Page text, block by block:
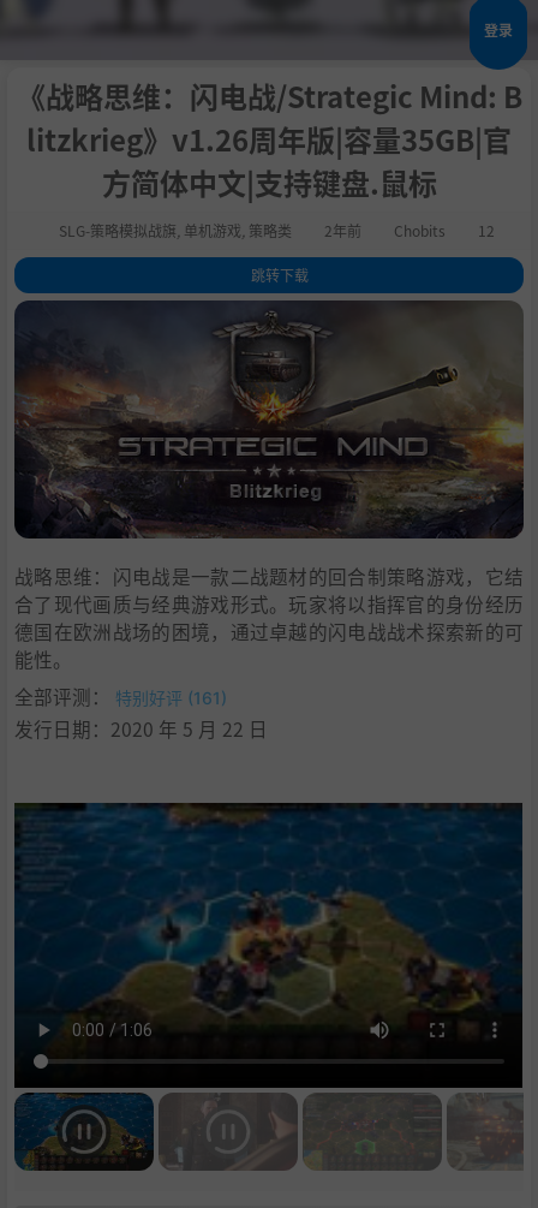
登录
《战略思维：闪电战/Strategic Mind: B
litzkrieg》v1.26周年版|容量35GB|官
方简体中文|支持键盘.鼠标
SLG-策略模拟战旗 单机游戏 策略类 2年前 Chobits 12
跳转下载
1.关于这款游戏
支持作者
4.设置中文
5.学习版下载
战略思维：闪电战是一款二战题材的回合制策略游戏，它结
合了现代画质与经典游戏形式。玩家将以指挥官的身份经历
德国在欧洲战场的困境，通过卓越的闪电战战术探索新的可
能性。
全部评测：
特别好评 (161)
发行日期：2020 年 5 月 22 日